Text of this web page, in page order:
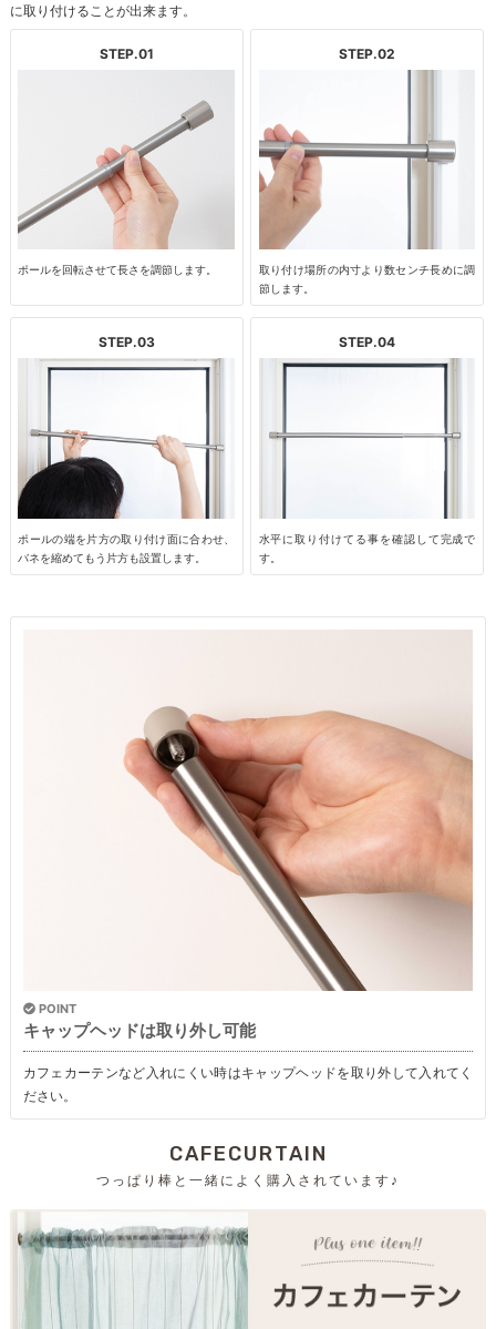
に取り付けることが出来ます。
STEP.01
ポールを回転させて長さを調節します。
STEP.02
取り付け場所の内寸より数センチ長めに調
節します。
STEP.03
ポールの端を片方の取り付け面に合わせ、
バネを縮めてもう片方も設置します。
STEP.04
水平に取り付けてる事を確認して完成で
す。
POINT
キャップヘッドは取り外し可能
カフェカーテンなど入れにくい時はキャップヘッドを取り外して入れてく
ださい。
CAFECURTAIN
つっぱり棒と一緒によく購入されています♪